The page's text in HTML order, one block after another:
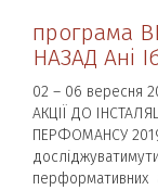
програма
НАЗАД Ані
02 – 06 вересня
АКЦІЇ ДО
ПЕРФОМАНСУ
перформативних